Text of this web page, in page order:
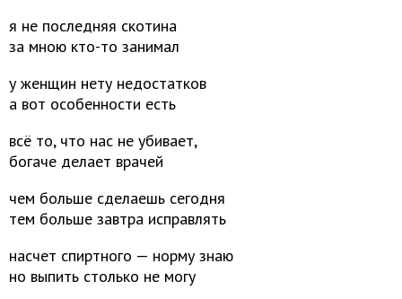
я не последняя скотина
за мною кто-то занимал
у женщин нету недостатков
а вот особенности есть
всё то, что нас не убивает,
богаче делает врачей
чем больше сделаешь сегодня
тем больше завтра исправлять
насчет спиртного — норму знаю
но выпить столько не могу